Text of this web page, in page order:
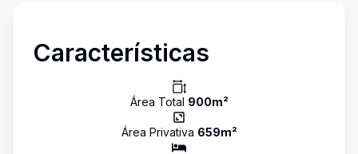
Características
Área Total 900m²
Área Privativa 659m²